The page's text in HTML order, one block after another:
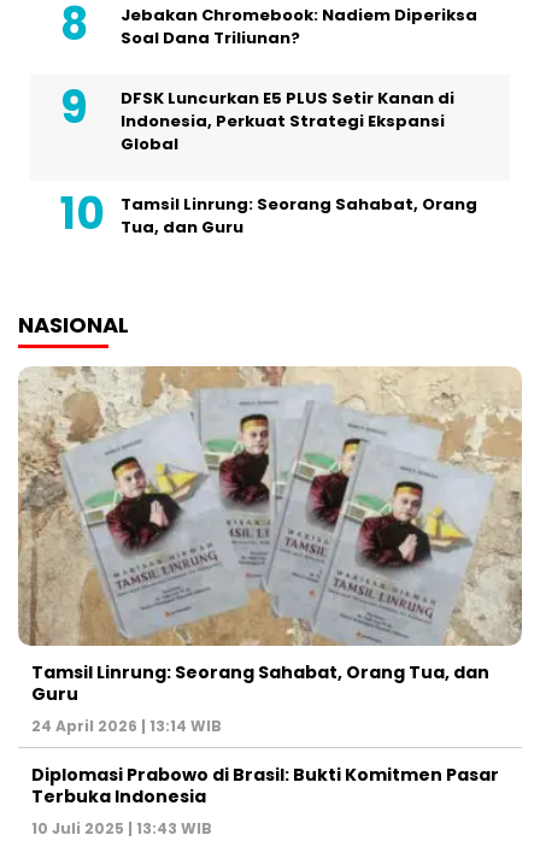
Jebakan Chromebook: Nadiem Diperiksa
Soal Dana Triliunan?
DFSK Luncurkan E5 PLUS Setir Kanan di
Indonesia, Perkuat Strategi Ekspansi
Global
Tamsil Linrung: Seorang Sahabat, Orang
Tua, dan Guru
NASIONAL
Tamsil Linrung: Seorang Sahabat, Orang Tua, dan
Guru
24 April 2026 | 13:14 WIB
Diplomasi Prabowo di Brasil: Bukti Komitmen Pasar
Terbuka Indonesia
10 Juli 2025 | 13:43 WIB